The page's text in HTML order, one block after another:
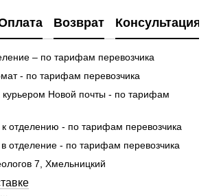
Возврат Консультация
– по тарифам перевозчика
- по тарифам перевозчика
курьером Новой почты - по тарифам
к отделению - по тарифам перевозчика
отделение - по тарифам перевозчика
7, Хмельницкий